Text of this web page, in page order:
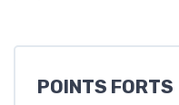
POINTS FORTS